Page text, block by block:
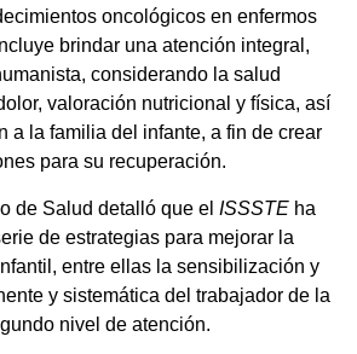
oncológicos en enfermos
brindar una atención integral,
considerando la salud
valoración nutricional y física, así
a la familia del infante, a fin de crear
para su recuperación.
de Salud detalló que el ISSSTE ha
de estrategias para mejorar la
entre ellas la sensibilización y
y sistemática del trabajador de la
nivel de atención.